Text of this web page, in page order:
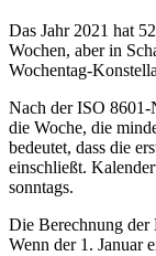
Das Jahr 2021 hat
Wochen, aber in
Wochentag-
Nach der ISO 8601-
die Woche, die
bedeutet, dass die
einschließt.
sonntags.
Die Berechnung der
Wenn der 1. Januar